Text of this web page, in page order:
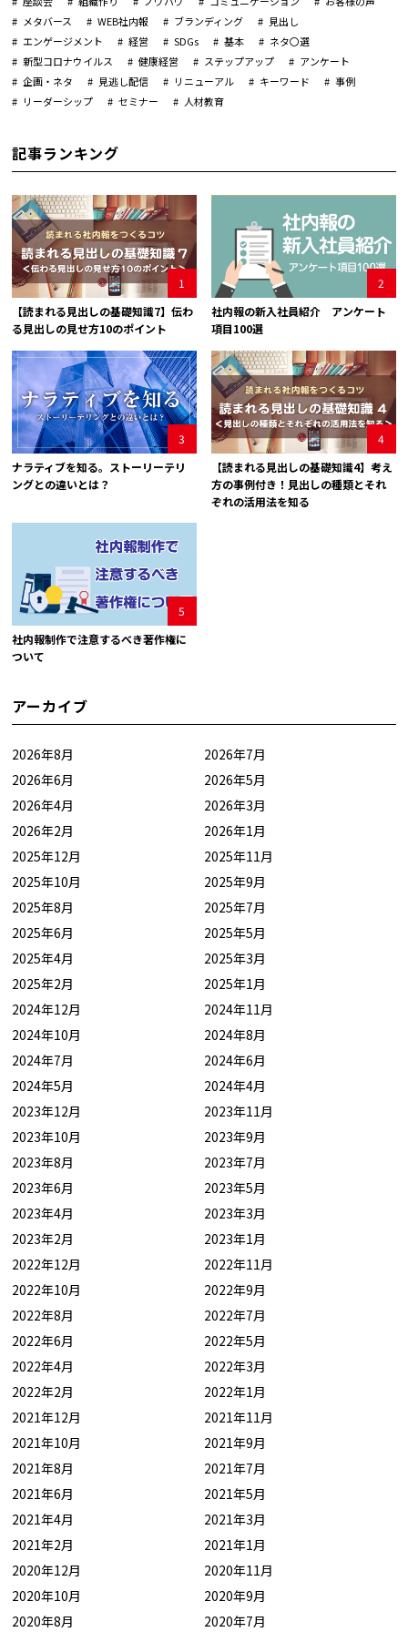
メタバース
WEB社内報 ブランディング
見出し
エンゲージメント
経営 SDGs 基本
ネタ〇選
新型コロナウイルス
健康経営 ステップアップ
アンケート
企画・ネタ
見逃し配信 リニューアル キーワード
事例
リーダーシップ
セミナー 人材教育
記事ランキング
1
【読まれる見出しの基礎知識7】伝わ
る見出しの見せ方10のポイント
2
社内報の新入社員紹介 アンケート
項目100選
3
ナラティブを知る。ストーリーテリ
ングとの違いとは？
4
【読まれる見出しの基礎知識4】考え
方の事例付き！見出しの種類とそれ
ぞれの活用法を知る
5
社内報制作で注意するべき著作権に
ついて
アーカイブ
2026年8月
2026年7月
2026年6月
2026年5月
2026年4月
2026年3月
2026年2月
2026年1月
2025年12月
2025年11月
2025年10月
2025年9月
2025年8月
2025年7月
2025年6月
2025年5月
2025年4月
2025年3月
2025年2月
2025年1月
2024年12月
2024年11月
2024年10月
2024年8月
2024年7月
2024年6月
2024年5月
2024年4月
2023年12月
2023年11月
2023年10月
2023年9月
2023年8月
2023年7月
2023年6月
2023年5月
2023年4月
2023年3月
2023年2月
2023年1月
2022年12月
2022年11月
2022年10月
2022年9月
2022年8月
2022年7月
2022年6月
2022年5月
2022年4月
2022年3月
2022年2月
2022年1月
2021年12月
2021年11月
2021年10月
2021年9月
2021年8月
2021年7月
2021年6月
2021年5月
2021年4月
2021年3月
2021年2月
2021年1月
2020年12月
2020年11月
2020年10月
2020年9月
2020年8月
2020年7月